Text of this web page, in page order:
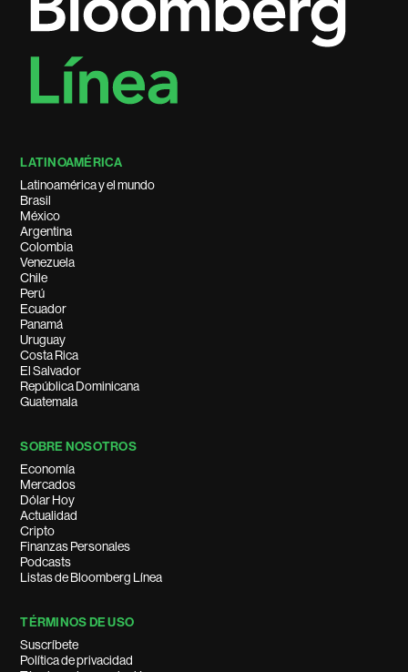
LATINOAMÉRICA
Latinoamérica y el mundo
Brasil
México
Argentina
Colombia
Venezuela
Chile
Perú
Ecuador
Panamá
Uruguay
Costa Rica
El Salvador
República Dominicana
Guatemala
SOBRE NOSOTROS
Economía
Mercados
Dólar Hoy
Actualidad
Cripto
Finanzas Personales
Podcasts
Listas de Bloomberg Línea
TÉRMINOS DE USO
Suscríbete
Política de privacidad